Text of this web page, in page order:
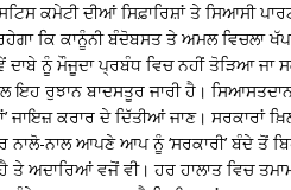
ਕਮੇਟੀ ਦੀਆਂ ਸਿਫ਼ਾਰਿਸ਼ਾਂ ਤੇ ਸਿਆਸੀ
ਕਿ ਕਾਨੂੰਨੀ ਬੰਦੋਬਸਤ ਤੇ ਅਮਲ ਵਿਚਲਾ
ਨੂੰ ਮੌਜੂਦਾ ਪ੍ਰਬੰਧ ਵਿਚ ਨਹੀਂ ਤੋੜਿਆ ਜਾ
ਇਹ ਰੁਝਾਨ ਬਾਦਸਤੂਰ ਜਾਰੀ ਹੈ।
ਜਾਇਜ਼ ਕਰਾਰ ਦੇ ਦਿੱਤੀਆਂ ਜਾਣ। ਸਰਕਾਰਾਂ
ਨਾਲ ਆਪਣੇ ਆਪ ਨੂੰ ‘ਸਰਕਾਰੀ’ ਬੰਦੇ ਤੋਂ
ਅਦਾਰਿਆਂ ਵਜੋਂ ਵੀ। ਹਰ ਹਾਲਾਤ ਵਿਚ